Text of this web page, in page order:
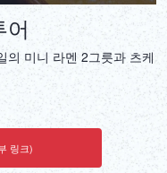
의 미니 라멘 2그릇과 츠케
링크)